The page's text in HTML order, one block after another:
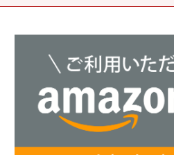
小鯛のささ漬
若狭甘鯛
3,240円～5,400円
5,400円～